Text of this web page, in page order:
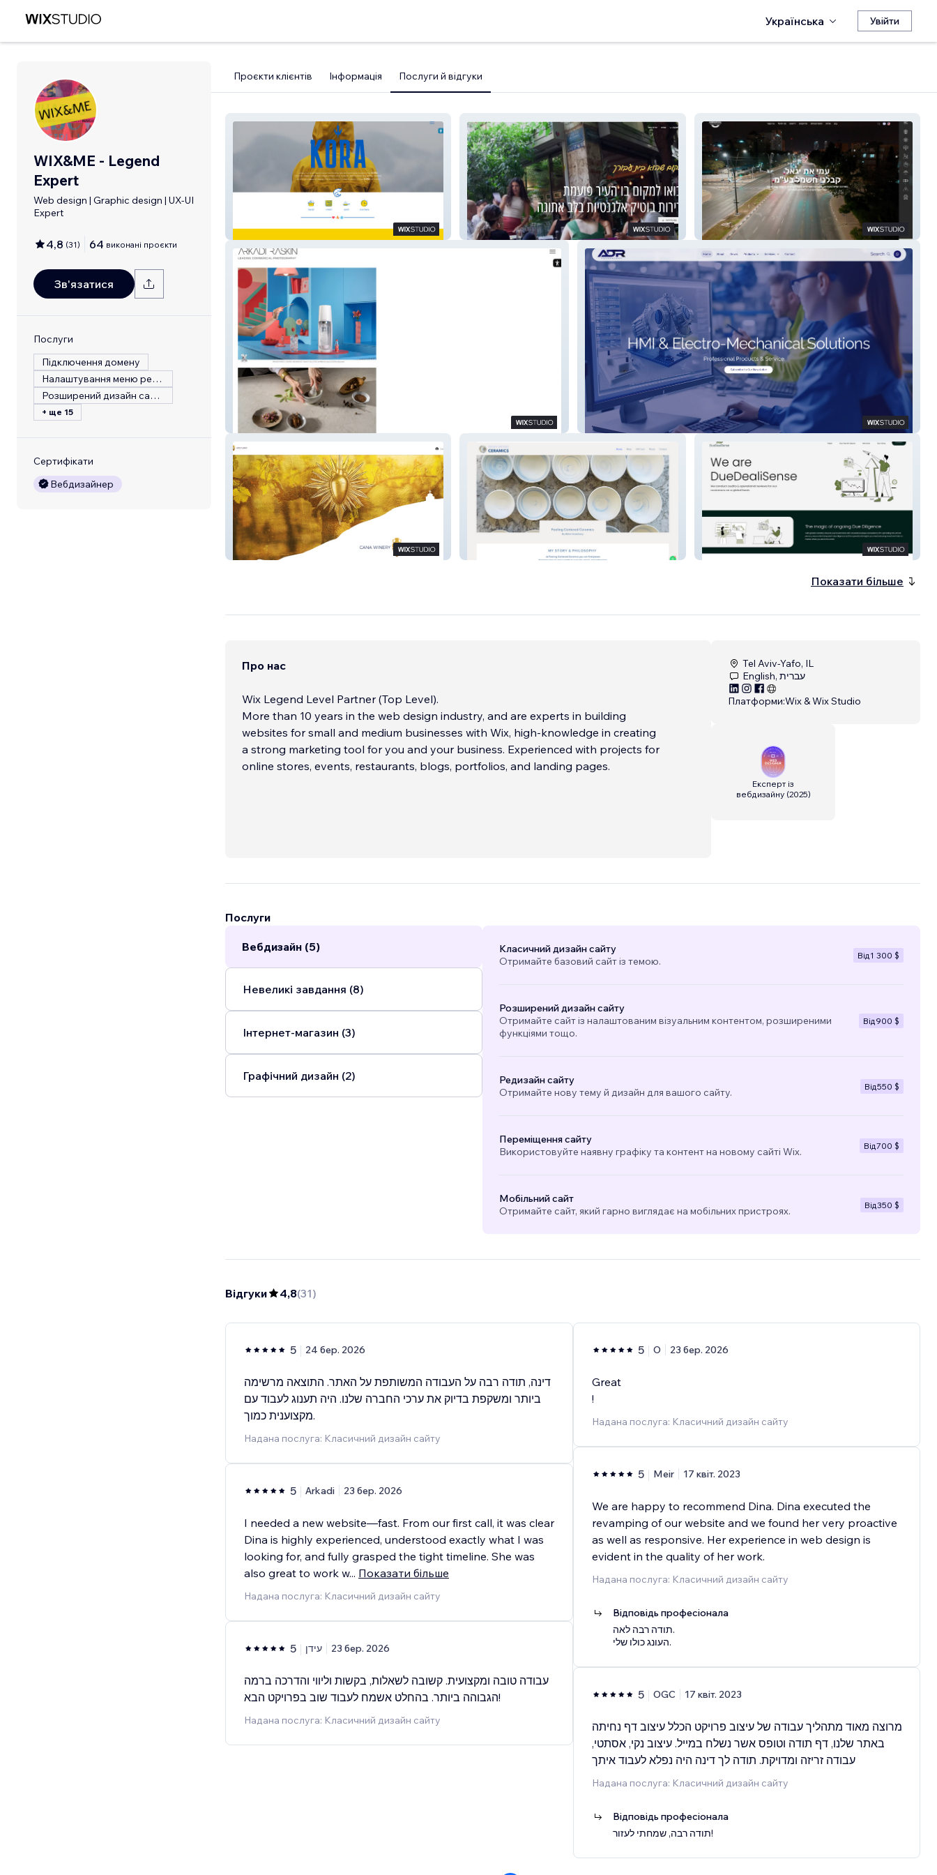
Українська Увійти
WIX&ME - Legend
Expert
Web design | Graphic design | UX-UI
Expert
4,8 (31) 64 виконані проєкти
Зв'язатися
Послуги
Підключення домену
Налаштування меню ресторану
Розширений дизайн сайту
+ ще 15
Сертифікати
Вебдизайнер
Проєкти клієнтів Інформація Послуги й відгуки
פסקו גת zoe189 עמי את יגאל
Arkadi Raskin ADR Technology
Cana Abbie Greenberg Duedealisense
Показати більше
Про нас
Wix Legend Level Partner (Top Level).
More than 10 years in the web design industry, and are experts in building
websites for small and medium businesses with Wix, high-knowledge in creating
a strong marketing tool for you and your business. Experienced with projects for
online stores, events, restaurants, blogs, portfolios, and landing pages.
Tel Aviv-Yafo, IL
English, עברית
Платформи:Wix & Wix Studio
Експерт із
вебдизайну(2025)
Послуги
Вебдизайн (5)
Невеликі завдання (8)
Інтернет-магазин (3)
Графічний дизайн (2)
Класичний дизайн сайту
Отримайте базовий сайт із темою.
Від 1 300 $
Розширений дизайн сайту
Отримайте сайт із налаштованим візуальним контентом, розширеними
функціями тощо.
Від 900 $
Редизайн сайту
Отримайте нову тему й дизайн для вашого сайту.
Від550 $
Переміщення сайту
Використовуйте наявну графіку та контент на новому сайті Wix.
Від700 $
Мобільний сайт
Отримайте сайт, який гарно виглядає на мобільних пристроях.
Від350 $
Відгуки 4,8(31)
5 24 бер. 2026
דינה, תודה רבה על העבודה המשותפת על האתר. התוצאה מרשימה
ביותר ומשקפת בדיוק את ערכי החברה שלנו. היה תענוג לעבוד עם
מקצוענית כמוך.
Надана послуга: Класичний дизайн сайту
5 Arkadi 23 бер. 2026
I needed a new website—fast. From our first call, it was clear
Dina is highly experienced, understood exactly what I was
looking for, and fully grasped the tight timeline. She was
also great to work w... Показати більше
Надана послуга: Класичний дизайн сайту
5 עידן 23 бер. 2026
עבודה טובה ומקצועית. קשובה לשאלות, בקשות וליווי והדרכה ברמה
הגבוהה ביותר. בהחלט אשמח לעבוד שוב בפרויקט הבא!
Надана послуга: Класичний дизайн сайту
5 O 23 бер. 2026
Great
!
Надана послуга: Класичний дизайн сайту
5 Meir 17 квіт. 2023
We are happy to recommend Dina. Dina executed the
revamping of our website and we found her very proactive
as well as responsive. Her experience in web design is
evident in the quality of her work.
Надана послуга: Класичний дизайн сайту
Відповідь професіонала
תודה רבה לאה.
העונג כולו שלי.
5 OGC 17 квіт. 2023
מרוצה מאוד מתהליך עבודה של עיצוב פרויקט הכלל עיצוב דף נחיתה
באתר שלנו, דף תודה וטופס אשר נשלח במייל. עיצוב נקי, אסתטי,
עבודה זריזה ומדויקת. תודה לך דינה היה נפלא לעבוד איתך
Надана послуга: Класичний дизайн сайту
Відповідь професіонала
תודה רבה, שמחתי לעזור!